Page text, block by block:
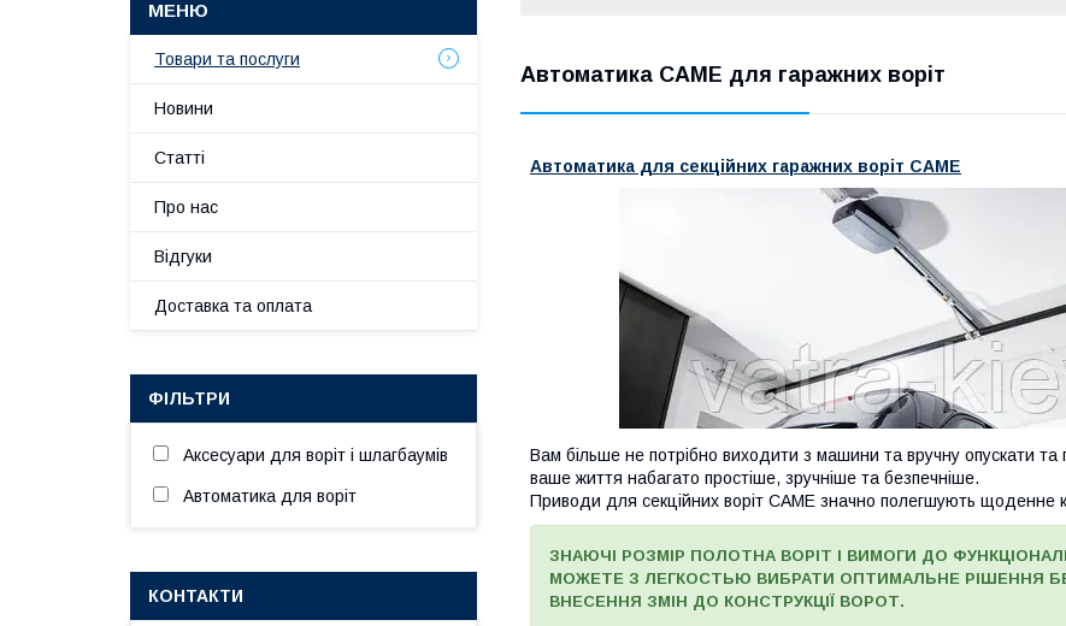
Автоматика САМЕ для гаражних воріт
Автоматика для секційних гаражних воріт CAME
Вам більше не потрібно виходити з машини та вручну опускати та
ваше життя набагато простіше, зручніше та безпечніше.
Приводи для секційних воріт CAME значно полегшують щоденне
ЗНАЮЧІ РОЗМІР ПОЛОТНА ВОРІТ І ВИМОГИ ДО
МОЖЕТЕ З ЛЕГКОСТЬЮ ВИБРАТИ ОПТИМАЛЬНЕ РІШЕННЯ
ВНЕСЕННЯ ЗМІН ДО КОНСТРУКЦІЇ ВОРОТ.
Товари та послуги
Новини
Статті
Про нас
Відгуки
Доставка та оплата
ФІЛЬТРИ
Аксесуари для воріт і шлагбаумів
Автоматика для воріт
КОНТАКТИ